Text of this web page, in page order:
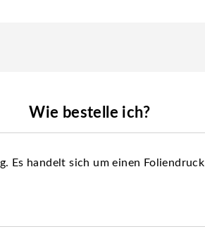
Wie bestelle ich?
Es handelt sich um einen